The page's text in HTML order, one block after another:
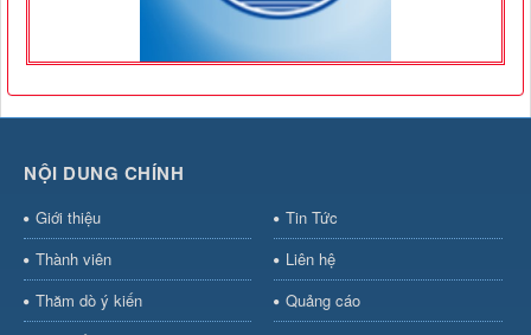
NỘI DUNG CHÍNH
Giới thiệu
Tin Tức
Thành viên
Liên hệ
Thăm dò ý kiến
Quảng cáo